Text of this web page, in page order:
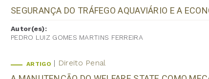
SEGURANÇA DO TRÁFEGO AQUAVIÁRIO E A
Autor(es):
PEDRO LUIZ GOMES MARTINS FERREIRA
ARTIGO Direito Penal